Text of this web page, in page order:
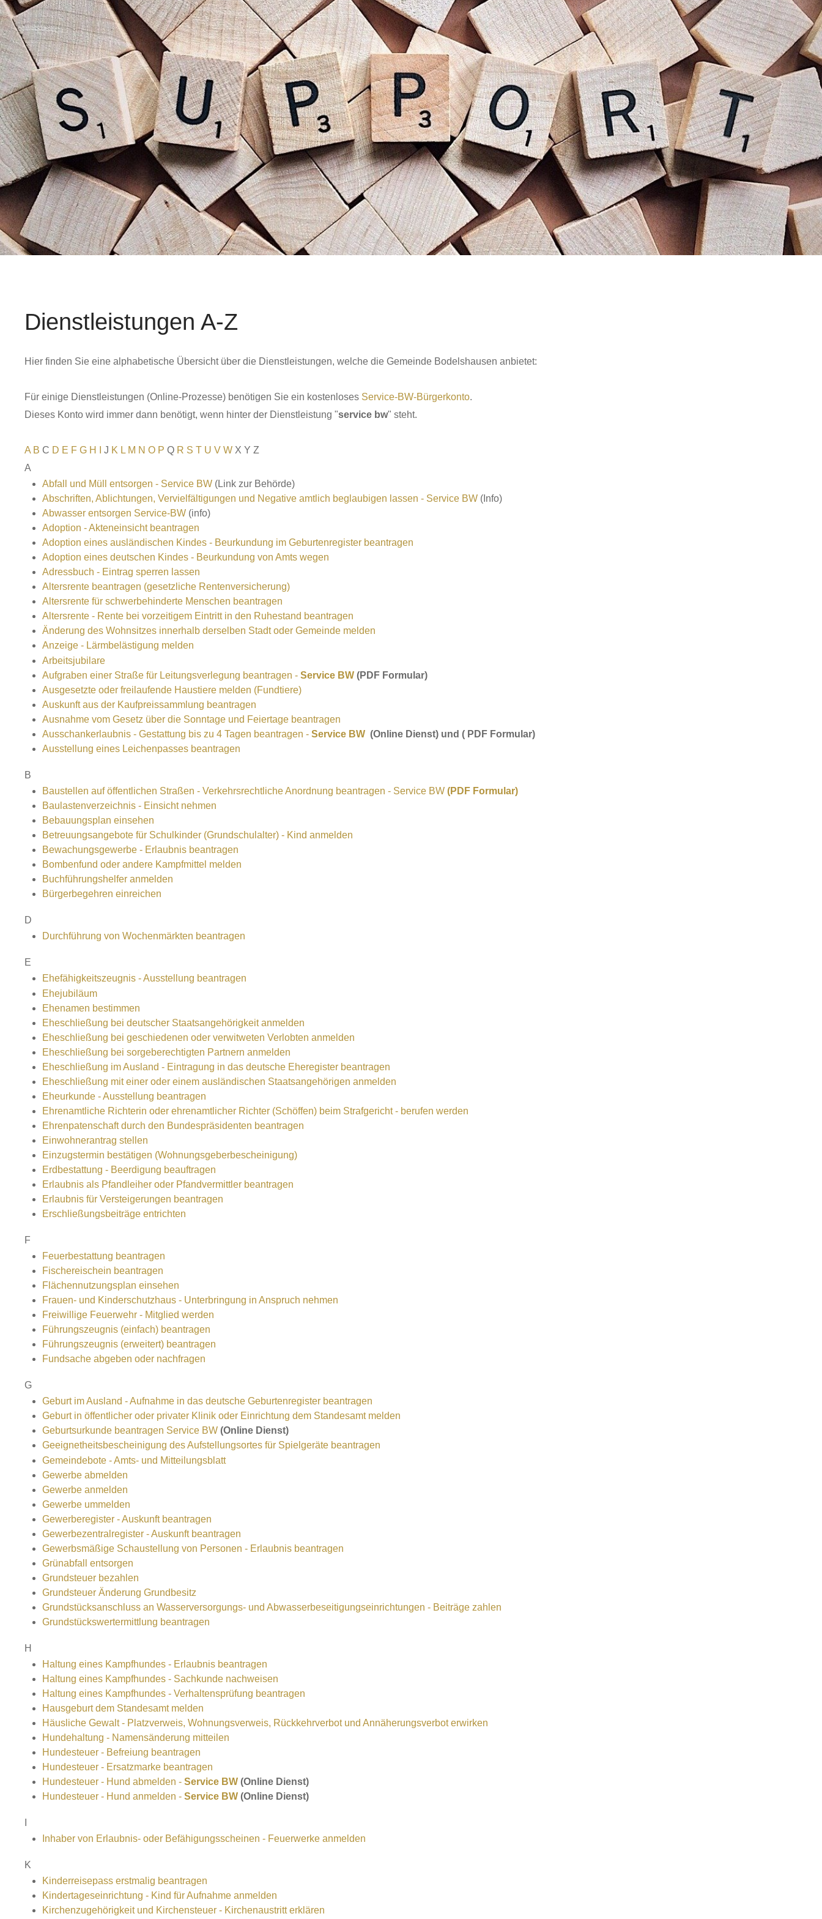
Dienstleistungen A-Z
Hier finden Sie eine alphabetische Übersicht über die Dienstleistungen, welche die Gemeinde Bodelshausen anbietet:
Für einige Dienstleistungen (Online-Prozesse) benötigen Sie ein kostenloses Service-BW-Bürgerkonto.
Dieses Konto wird immer dann benötigt, wenn hinter der Dienstleistung "service bw" steht.
A B C D E F G H J K L M N O P Q R S T U V W X Y Z
A
Abfall und Müll entsorgen - Service BW(Link zur Behörde)
Abschriften, Ablichtungen, Vervielfältigungen und Negative amtlich beglaubigen lassen - Service BW(Info)
Abwasser entsorgen Service-BW(info)
Adoption - Akteneinsicht beantragen
Adoption eines ausländischen Kindes - Beurkundung im Geburtenregister beantragen
Adoption eines deutschen Kindes - Beurkundung von Amts wegen
Adressbuch - Eintrag sperren lassen
Altersrente beantragen (gesetzliche Rentenversicherung)
Altersrente für schwerbehinderte Menschen beantragen
Altersrente - Rente bei vorzeitigem Eintritt in den Ruhestand beantragen
Änderung des Wohnsitzes innerhalb derselben Stadt oder Gemeinde melden
Anzeige - Lärmbelästigung melden
Arbeitsjubilare
Aufgraben einer Straße für Leitungsverlegung beantragen - Service BW(PDF Formular)
Ausgesetzte oder freilaufende Haustiere melden (Fundtiere)
Auskunft aus der Kaufpreissammlung beantragen
Ausnahme vom Gesetz über die Sonntage und Feiertage beantragen
Ausschankerlaubnis - Gestattung bis zu 4 Tagen beantragen - Service BW (Online Dienst) und ( PDF Formular)
Ausstellung eines Leichenpasses beantragen
B
Baustellen auf öffentlichen Straßen - Verkehrsrechtliche Anordnung beantragen - Service BW (PDF Formular)
Baulastenverzeichnis - Einsicht nehmen
Bebauungsplan einsehen
Betreuungsangebote für Schulkinder (Grundschulalter) - Kind anmelden
Bewachungsgewerbe - Erlaubnis beantragen
Bombenfund oder andere Kampfmittel melden
Buchführungshelfer anmelden
Bürgerbegehren einreichen
D
Durchführung von Wochenmärkten beantragen
E
Ehefähigkeitszeugnis - Ausstellung beantragen
Ehejubiläum
Ehenamen bestimmen
Eheschließung bei deutscher Staatsangehörigkeit anmelden
Eheschließung bei geschiedenen oder verwitweten Verlobten anmelden
Eheschließung bei sorgeberechtigten Partnern anmelden
Eheschließung im Ausland - Eintragung in das deutsche Eheregister beantragen
Eheschließung mit einer oder einem ausländischen Staatsangehörigen anmelden
Eheurkunde - Ausstellung beantragen
Ehrenamtliche Richterin oder ehrenamtlicher Richter (Schöffen) beim Strafgericht - berufen werden
Ehrenpatenschaft durch den Bundespräsidenten beantragen
Einwohnerantrag stellen
Einzugstermin bestätigen (Wohnungsgeberbescheinigung)
Erdbestattung - Beerdigung beauftragen
Erlaubnis als Pfandleiher oder Pfandvermittler beantragen
Erlaubnis für Versteigerungen beantragen
Erschließungsbeiträge entrichten
F
Feuerbestattung beantragen
Fischereischein beantragen
Flächennutzungsplan einsehen
Frauen- und Kinderschutzhaus - Unterbringung in Anspruch nehmen
Freiwillige Feuerwehr - Mitglied werden
Führungszeugnis (einfach) beantragen
Führungszeugnis (erweitert) beantragen
Fundsache abgeben oder nachfragen
G
Geburt im Ausland - Aufnahme in das deutsche Geburtenregister beantragen
Geburt in öffentlicher oder privater Klinik oder Einrichtung dem Standesamt melden
Geburtsurkunde beantragen Service BW (Online Dienst)
Geeignetheitsbescheinigung des Aufstellungsortes für Spielgeräte beantragen
Gemeindebote - Amts- und Mitteilungsblatt
Gewerbe abmelden
Gewerbe anmelden
Gewerbe ummelden
Gewerberegister - Auskunft beantragen
Gewerbezentralregister - Auskunft beantragen
Gewerbsmäßige Schaustellung von Personen - Erlaubnis beantragen
Grünabfall entsorgen
Grundsteuer bezahlen
Grundsteuer Änderung Grundbesitz
Grundstücksanschluss an Wasserversorgungs- und Abwasserbeseitigungseinrichtungen - Beiträge zahlen
Grundstückswertermittlung beantragen
H
Haltung eines Kampfhundes - Erlaubnis beantragen
Haltung eines Kampfhundes - Sachkunde nachweisen
Haltung eines Kampfhundes - Verhaltensprüfung beantragen
Hausgeburt dem Standesamt melden
Häusliche Gewalt - Platzverweis, Wohnungsverweis, Rückkehrverbot und Annäherungsverbot erwirken
Hundehaltung - Namensänderung mitteilen
Hundesteuer - Befreiung beantragen
Hundesteuer - Ersatzmarke beantragen
Hundesteuer - Hund abmelden - Service BW (Online Dienst)
Hundesteuer - Hund anmelden - Service BW (Online Dienst)
Inhaber von Erlaubnis- oder Befähigungsscheinen - Feuerwerke anmelden
K
Kinderreisepass erstmalig beantragen
Kindertageseinrichtung - Kind für Aufnahme anmelden
Kirchenzugehörigkeit und Kirchensteuer - Kirchenaustritt erklären